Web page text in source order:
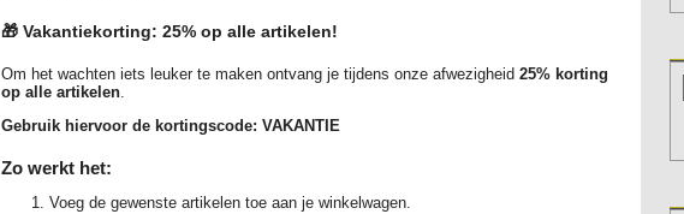
🎁 Vakantiekorting: 25% op alle artikelen!
Om het wachten iets leuker te maken ontvang je tijdens onze afwezigheid 25% korting
op alle artikelen.
Gebruik hiervoor de kortingscode: VAKANTIE
Zo werkt het:
Voeg de gewenste artikelen toe aan je winkelwagen.